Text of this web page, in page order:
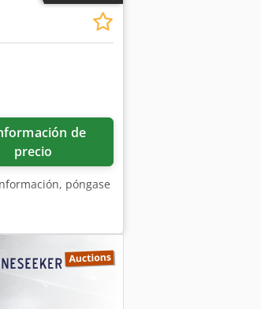
precio
póngase